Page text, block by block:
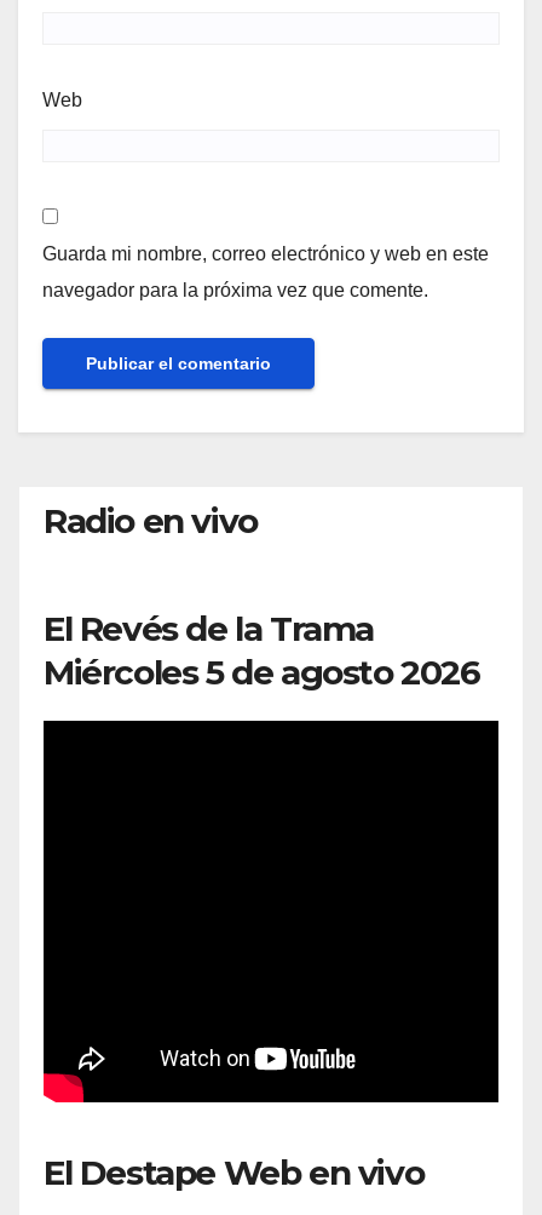
Web
Guarda mi nombre, correo electrónico y web en este
navegador para la próxima vez que comente.
Radio en vivo
El Revés de la Trama
Miércoles 5 de agosto 2026
El Destape Web en vivo